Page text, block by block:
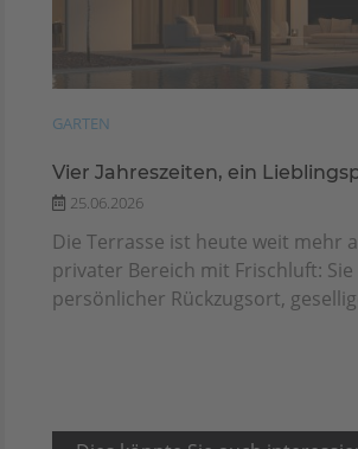
GARTEN
Vier Jahreszeiten, ein
25.06.2026
Die Terrasse ist heute weit mehr
privater Bereich mit Frischluft: Sie
persönlicher Rückzugsort,